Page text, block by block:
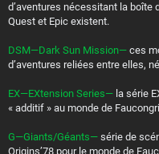
d’aventures nécessitant la boîte
Quest et Epic existent.
DSM—Dark Sun Mission— ces
d’aventures reliées entre elles,
EX—EXtension Series— la série
« additif » au monde de
G—Giants/Géants— série de
Origins’78 pour le monde de